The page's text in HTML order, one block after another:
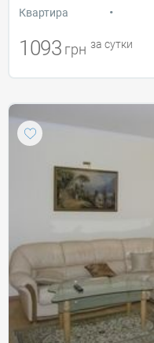
Квартира •
1093 грн за сутки